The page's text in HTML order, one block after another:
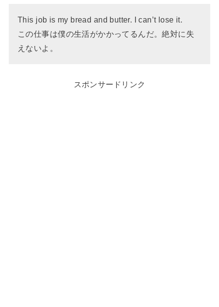
This job is my bread and butter. I can’t lose it.
この仕事は僕の生活がかかってるんだ。絶対に失
えないよ。
スポンサードリンク